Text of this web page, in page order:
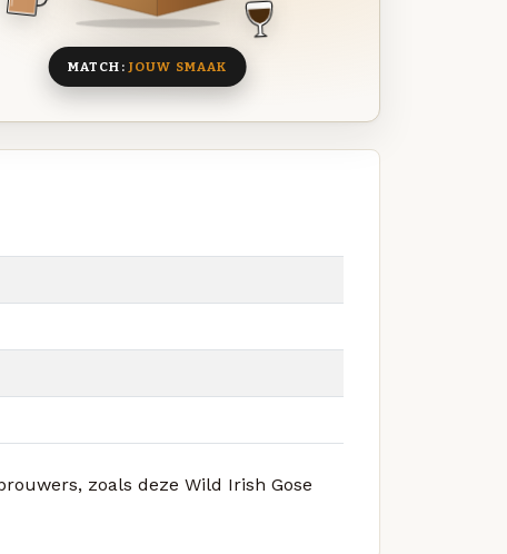
MATCH: JOUW SMAAK
zoals deze Wild Irish Gose